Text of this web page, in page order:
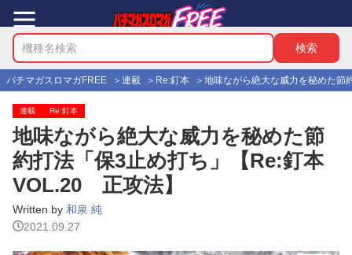
パチマガスロマガFREE 連載 Re:釘本 地味ながら絶大な威力を秘めた
連載 Re:釘本
地味ながら絶大な威力を秘めた節
約打法「保3止め打ち」【Re:釘本
VOL.20 正攻法】
Written by 和泉 純
2021.09.27